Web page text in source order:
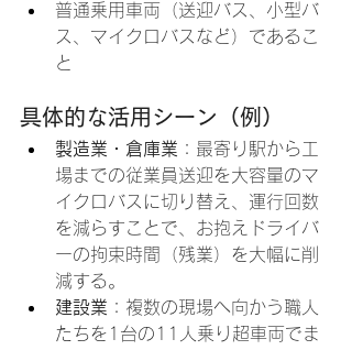
普通乗用車両（送迎バス、小型バ
ス、マイクロバスなど）であるこ
と
具体的な活用シーン（例）
製造業・倉庫業 ：最寄り駅から工
場までの従業員送迎を大容量のマ
イクロバスに切り替え、運行回数
を減らすことで、お抱えドライバ
ーの拘束時間（残業）を大幅に削
減する。
建設業 ：複数の現場へ向かう職人
たちを1台の11人乗り超車両でま